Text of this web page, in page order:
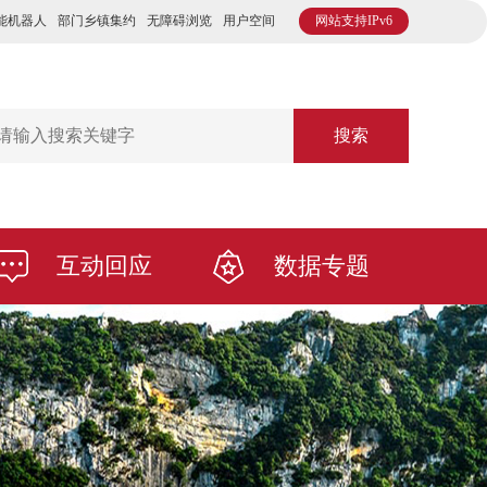
网站支持IPv6
机器人 部门乡镇集约 无障碍浏览 用户空间
搜索
互动回应 数据专题